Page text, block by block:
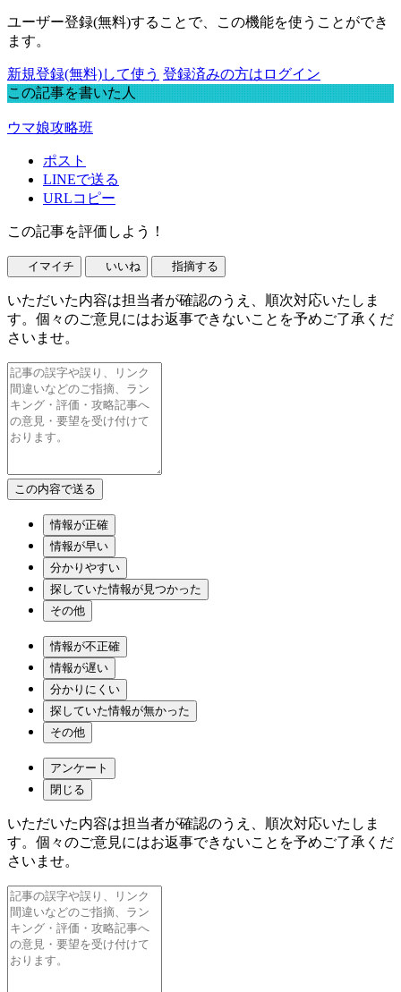
ユーザー登録(無料)することで、この機能を使うことができ
ます。
新規登録(無料)して使う 登録済みの方はログイン
この記事を書いた人
ウマ娘攻略班
ポスト
LINEで送る
URLコピー
この記事を評価しよう！
イマイチ いいね 指摘する
いただいた内容は担当者が確認のうえ、順次対応いたしま
す。個々のご意見にはお返事できないことを予めご了承くだ
さいませ。
情報が正確
情報が早い
分かりやすい
探していた情報が見つかった
その他
情報が不正確
情報が遅い
分かりにくい
探していた情報が無かった
その他
アンケート
閉じる
いただいた内容は担当者が確認のうえ、順次対応いたしま
す。個々のご意見にはお返事できないことを予めご了承くだ
さいませ。